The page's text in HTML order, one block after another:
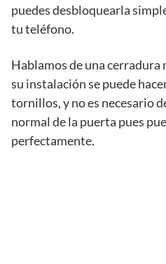
puedes desbloquearla
tu teléfono.
Hablamos de una cerradura
su instalación se puede
tornillos, y no es necesario
normal de la puerta pues
perfectamente.